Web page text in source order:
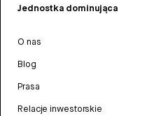
Jednostka dominująca
O nas
Blog
Prasa
Relacje inwestorskie